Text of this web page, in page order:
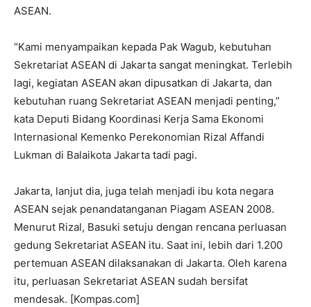
ASEAN.
“Kami menyampaikan kepada Pak Wagub, kebutuhan
Sekretariat ASEAN di Jakarta sangat meningkat. Terlebih
lagi, kegiatan ASEAN akan dipusatkan di Jakarta, dan
kebutuhan ruang Sekretariat ASEAN menjadi penting,”
kata Deputi Bidang Koordinasi Kerja Sama Ekonomi
Internasional Kemenko Perekonomian Rizal Affandi
Lukman di Balaikota Jakarta tadi pagi.
Jakarta, lanjut dia, juga telah menjadi ibu kota negara
ASEAN sejak penandatanganan Piagam ASEAN 2008.
Menurut Rizal, Basuki setuju dengan rencana perluasan
gedung Sekretariat ASEAN itu. Saat ini, lebih dari 1.200
pertemuan ASEAN dilaksanakan di Jakarta. Oleh karena
itu, perluasan Sekretariat ASEAN sudah bersifat
mendesak. [Kompas.com]